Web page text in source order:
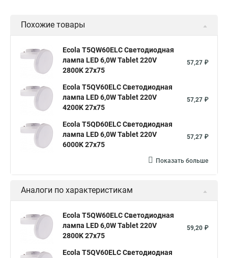
Похожие товары
Ecola T5QW60ELC Светодиодная
лампа LED 6,0W Tablet 220V
2800K 27x75
57,27 ₽
Ecola T5QV60ELC Светодиодная
лампа LED 6,0W Tablet 220V
4200K 27x75
57,27 ₽
Ecola T5QD60ELC Светодиодная
лампа LED 6,0W Tablet 220V
6000K 27x75
57,27 ₽
Показать больше
Аналоги по характеристикам
Ecola T5QW60ELC Светодиодная
лампа LED 6,0W Tablet 220V
2800K 27x75
59,20 ₽
Ecola T5QV60ELC Светодиодная